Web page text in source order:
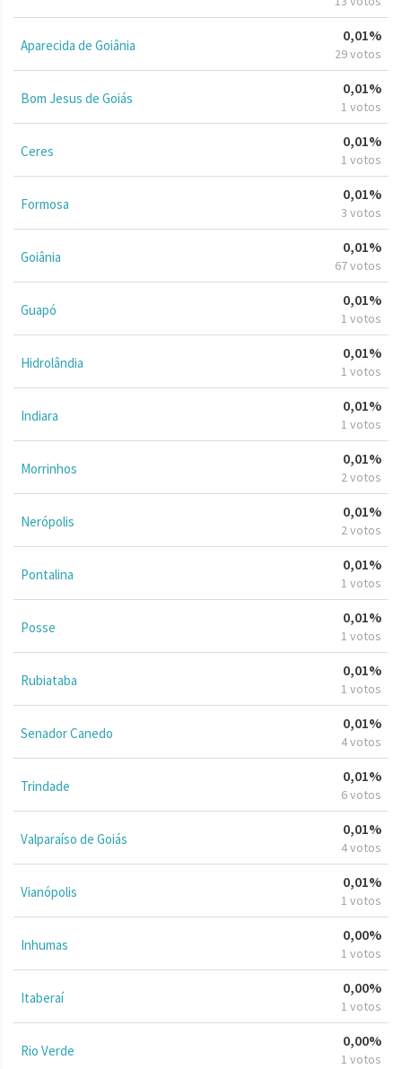
Aparecida de Goiânia
0,01%
29 votos
Bom Jesus de Goiás
0,01%
1 votos
Ceres
0,01%
1 votos
Formosa
0,01%
3 votos
Goiânia
0,01%
67 votos
Guapó
0,01%
1 votos
Hidrolândia
0,01%
1 votos
Indiara
0,01%
1 votos
Morrinhos
0,01%
2 votos
Nerópolis
0,01%
2 votos
Pontalina
0,01%
1 votos
Posse
0,01%
1 votos
Rubiataba
0,01%
1 votos
Senador Canedo
0,01%
4 votos
Trindade
0,01%
6 votos
Valparaíso de Goiás
0,01%
4 votos
Vianópolis
0,01%
1 votos
Inhumas
0,00%
1 votos
Itaberaí
0,00%
1 votos
Rio Verde
0,00%
1 votos